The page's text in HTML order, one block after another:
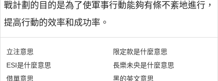
戰計劃的目的是為了使軍事行動能夠有條不紊地進行，
提高行動的效率和成功率。
立注意思
ESI是什麼意思
借單意思
限定款是什麼意思
長樂未央是什麼意思
黑的英文意思